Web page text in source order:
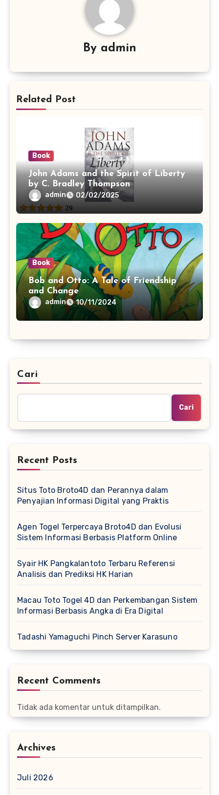
By admin
Related Post
Book
John Adams and the Spirit of Liberty
by C. Bradley Thompson
admin 02/02/2025
Book
Bob and Otto: A Tale of Friendship
and Change
admin 10/11/2024
Cari
Cari
Recent Posts
Situs Toto Broto4D dan Perannya dalam
Penyajian Informasi Digital yang Praktis
Agen Togel Terpercaya Broto4D dan Evolusi
Sistem Informasi Berbasis Platform Online
Syair HK Pangkalantoto Terbaru Referensi
Analisis dan Prediksi HK Harian
Macau Toto Togel 4D dan Perkembangan Sistem
Informasi Berbasis Angka di Era Digital
Tadashi Yamaguchi Pinch Server Karasuno
Recent Comments
Tidak ada komentar untuk ditampilkan.
Archives
Juli 2026